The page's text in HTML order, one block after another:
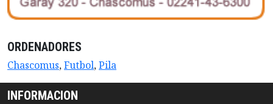
ORDENADORES
Chascomus,Futbol,Pila
INFORMACION